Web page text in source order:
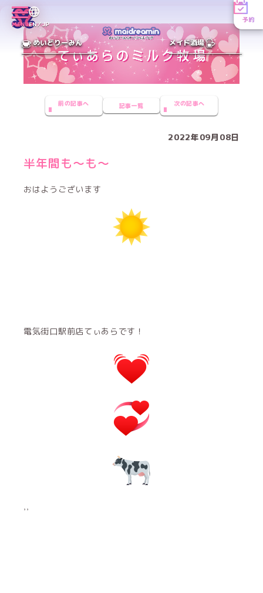
MENUEN／JP
予約
めいどりーみん メイド酒場
前の記事へ 記事一覧 次の記事へ
2022年09月08日
半年間も〜も〜
おはようございます
電気街口駅前店てぃあらです！